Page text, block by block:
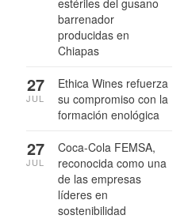
barrenador
producidas en
Chiapas
Ethica Wines refuerza
su compromiso con la
formación enológica
27
JUL
Coca-Cola FEMSA,
reconocida como una
de las empresas
líderes en
sostenibilidad
27
JUL